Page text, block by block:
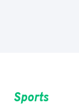
Sports